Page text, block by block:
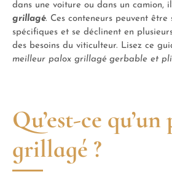
dans une voiture ou dans un camion,
grillagé. Ces conteneurs peuvent être
spécifiques et se déclinent en
des besoins du viticulteur. Lisez ce
meilleur palox grillagé gerbable et
Qu’est-ce
grillagé ?